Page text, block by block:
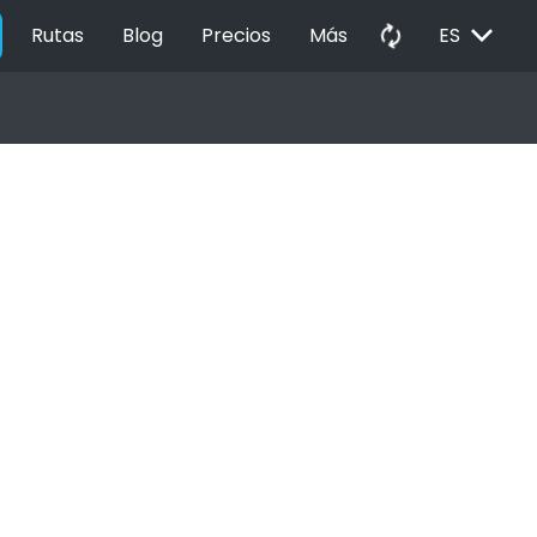
Rutas Blog Precios Más autorenew ES EXPAND_MORE